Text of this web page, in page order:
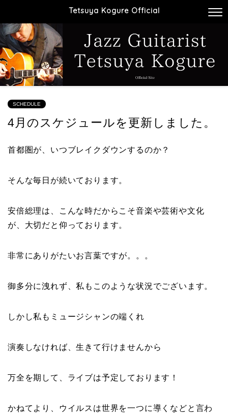
Tetsuya Kogure Official
SCHEDULE
4月のスケジュールを更新しました。
首都圏が、いつブレイクダウンするのか？
そんな毎日が続いております。
安倍総理は、こんな時だからこそ音楽や芸術や文化
が、大切だと仰っております。
非常にありがたいお言葉ですが。。。
御多分に洩れず、私もこのような状況でございます。
しかし私もミュージシャンの端くれ
演奏しなければ、生きて行けませんから
万全を期して、ライブは予定しております！
かねてより、ウイルスは世界を一つに導くなどと言わ